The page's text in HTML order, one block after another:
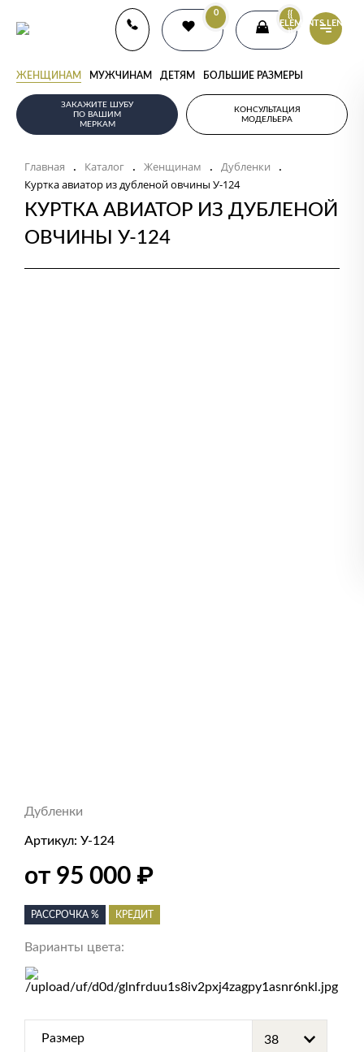
0
{{
ELEMENTS.LENGTH
}}
ЖЕНЩИНАМ МУЖЧИНАМ ДЕТЯМ БОЛЬШИЕ РАЗМЕРЫ
ЗАКАЖИТЕ ШУБУ
ПО ВАШИМ
МЕРКАМ
КОНСУЛЬТАЦИЯ
МОДЕЛЬЕРА
Главная . Каталог . Женщинам . Дубленки .
Куртка авиатор из дубленой овчины У-124
КУРТКА АВИАТОР ИЗ ДУБЛЕНОЙ
ОВЧИНЫ У-124
Дубленки
Артикул: У-124
от 95 000 ₽
РАССРОЧКА % КРЕДИТ
Варианты цвета:
Размер